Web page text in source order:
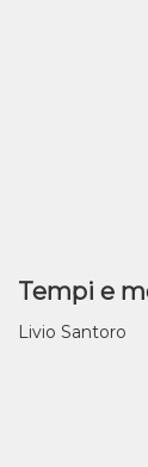
Tempi e
Livio Santoro